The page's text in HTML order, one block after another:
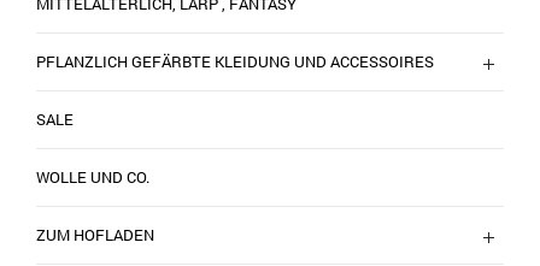
PFLANZLICH GEFÄRBTE KLEIDUNG UND ACCESSOIRES
SALE
WOLLE UND CO.
ZUM HOFLADEN